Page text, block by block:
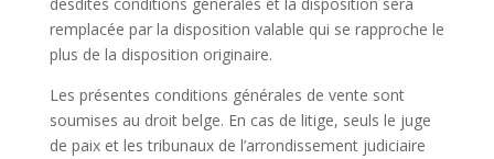
remplacée par la disposition valable qui se rapproche le
plus de la disposition originaire.
Les présentes conditions générales de vente sont
soumises au droit belge. En cas de litige, seuls le juge
de paix et les tribunaux de l’arrondissement judiciaire